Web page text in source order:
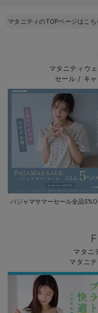
マタニティのTOPページはこち
マタニティウ
セール / キ
パジャマサマーセール全品
マタニ
マタニ